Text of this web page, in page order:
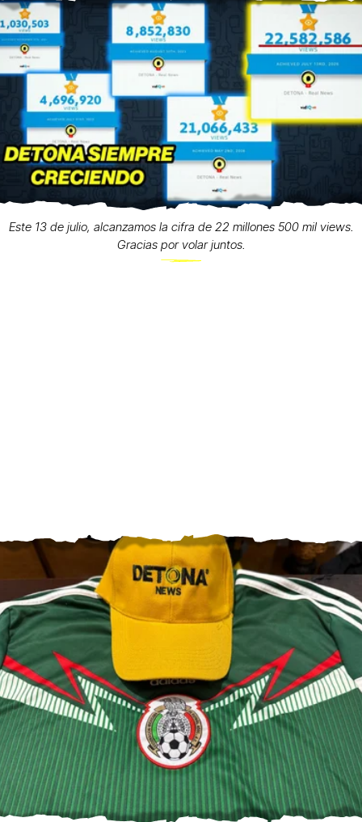
Este 13 de julio, alcanzamos la cifra de 22 millones 500 mil views.
Gracias por volar juntos.